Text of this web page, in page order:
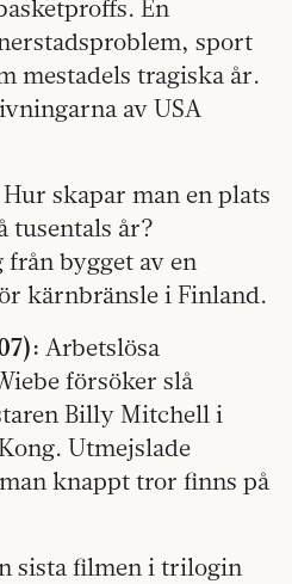
En
sport
mestadels tragiska år.
av USA
Hur skapar man en plats
tusentals år?
bygget av en
kärnbränsle i Finland.
Arbetslösa
försöker slå
Billy Mitchell i
Utmejslade
knappt tror finns på
sista filmen i trilogin